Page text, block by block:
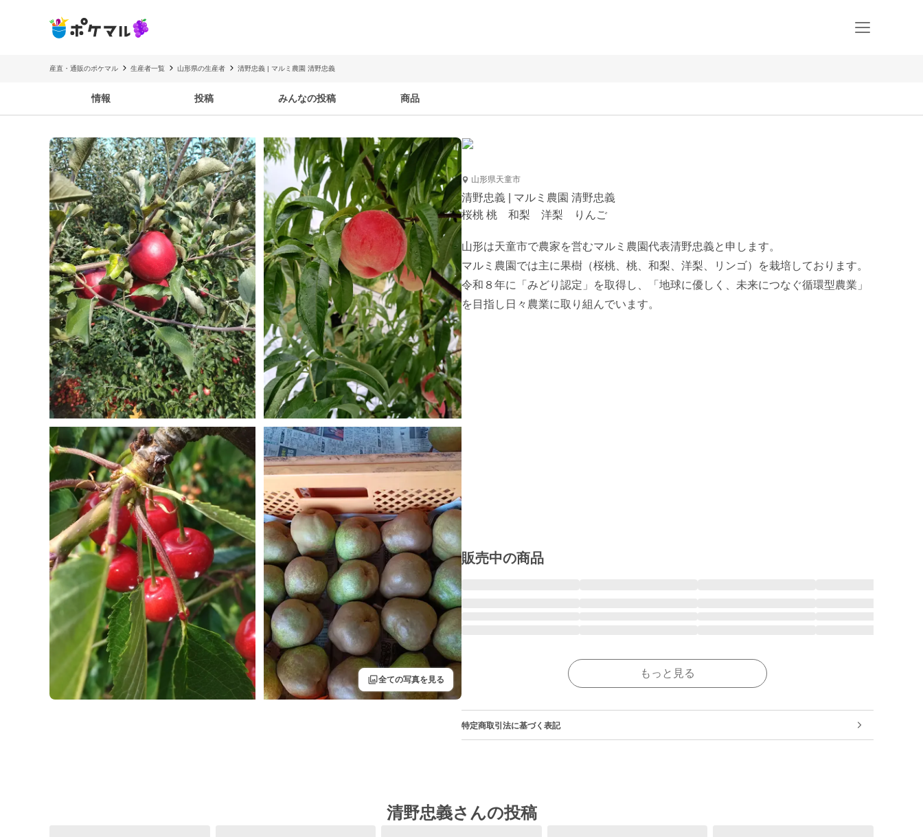
産直・通販のポケマル 生産者一覧 山形県の生産者 清野忠義 | マルミ農園 清野忠義
情報 投稿 みんなの投稿 商品
filter全ての写真を見る
山形県天童市
清野忠義 | マルミ農園 清野忠義
桜桃 桃 和梨 洋梨 りんご
山形は天童市で農家を営むマルミ農園代表清野忠義と申します。
マルミ農園では主に果樹（桜桃、桃、和梨、洋梨、リンゴ）を栽培しております。
令和８年に「みどり認定」を取得し、「地球に優しく、未来につなぐ循環型農業」
を目指し日々農業に取り組んでいます。
販売中の商品
もっと見る
特定商取引法に基づく表記
清野忠義さんの投稿